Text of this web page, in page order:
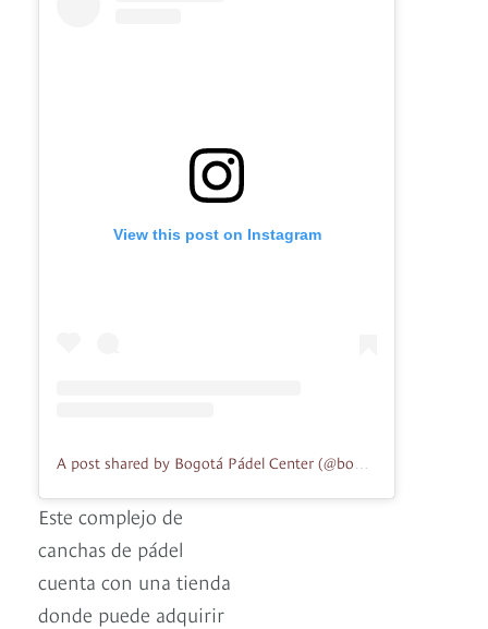
View this post on Instagram
A post shared by Bogotá Pádel Center (@bogotapadelcenter)
Este complejo de
canchas de pádel
cuenta con una tienda
donde puede adquirir